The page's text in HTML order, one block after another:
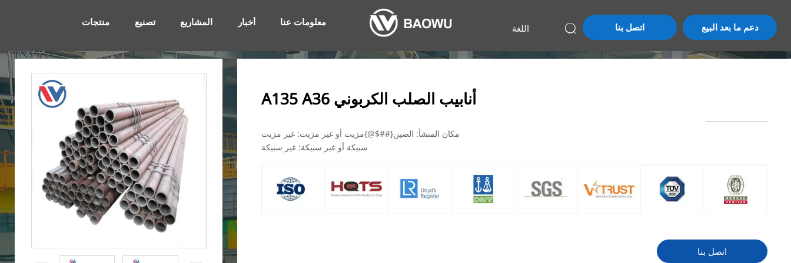
منتجات تصنيع المشاريع أخبار معلومات عنا
اللغة  اتصل بنا دعم ما بعد البيع
أنابيب الصلب الكربوني A135 A36
مكان المنشأ: الصين{##$@}مزيت أو غير مزيت: غير مزيت
سبيكة أو غير سبيكة: غير سبيكة
اتصل بنا